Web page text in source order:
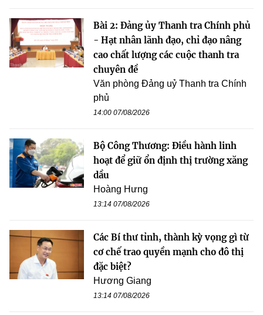
Bài 2: Đảng ủy Thanh tra Chính phủ
- Hạt nhân lãnh đạo, chỉ đạo nâng
cao chất lượng các cuộc thanh tra
chuyên đề
Văn phòng Đảng uỷ Thanh tra Chính
phủ
14:00 07/08/2026
Bộ Công Thương: Điều hành linh
hoạt để giữ ổn định thị trường xăng
dầu
Hoàng Hưng
13:14 07/08/2026
Các Bí thư tỉnh, thành kỳ vọng gì từ
cơ chế trao quyền mạnh cho đô thị
đặc biệt?
Hương Giang
13:14 07/08/2026